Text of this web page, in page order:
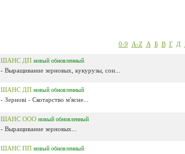
0-9 A-Z А Б В Г Д
ШАНС ДП новый обновленный
- Выращивание зерновых, кукурузы, сои...
ШАНС ДП новый обновленный
- Зернові - Скотарство м'ясне...
ШАНС ООО новый обновленный
- Выращивание зерновых...
ШАНС ПП новый обновленный